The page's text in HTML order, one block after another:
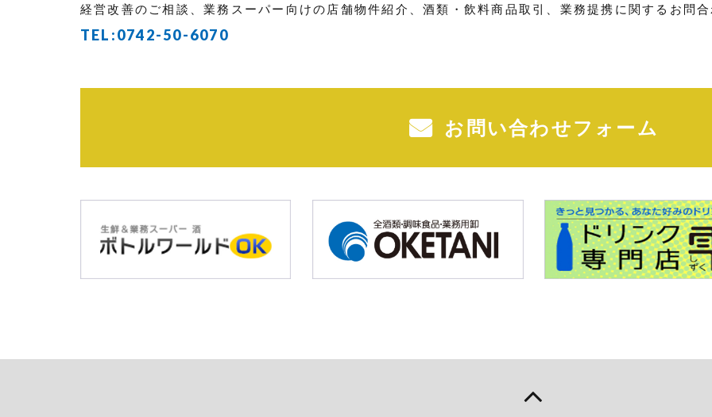
経営改善のご相談、業務スーパー向けの店舗物件紹介、酒類・飲料商品取引、業務提携に関するお問
TEL:0742-50-6070
お問い合わせフォーム